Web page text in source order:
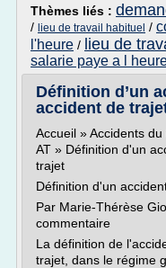
Thèmes liés :
/ lieu de travail habituel /
l'heure / lieu de
salarie paye a l
Définition d’un
accident de
Accueil » Accidents
AT » Définition d'un
trajet
Définition d'un
Par Marie-Thérèse
commentaire
La définition de
trajet, dans le régime